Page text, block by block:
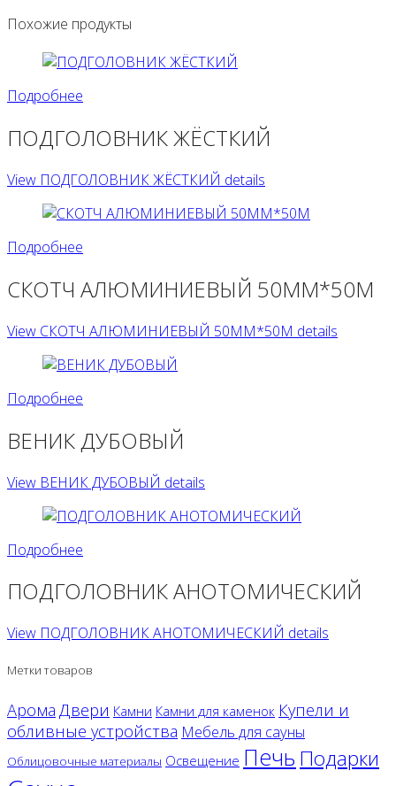
Похожие продукты
Подробнее
ПОДГОЛОВНИК ЖЁСТКИЙ
View ПОДГОЛОВНИК ЖЁСТКИЙ details
Подробнее
СКОТЧ АЛЮМИНИЕВЫЙ 50ММ*50М
View СКОТЧ АЛЮМИНИЕВЫЙ 50ММ*50М details
Подробнее
ВЕНИК ДУБОВЫЙ
View ВЕНИК ДУБОВЫЙ details
Подробнее
ПОДГОЛОВНИК АНОТОМИЧЕСКИЙ
View ПОДГОЛОВНИК АНОТОМИЧЕСКИЙ details
Метки товаров
Арома Двери Камни Камни для каменок Купели и
обливные устройства Мебель для сауны
Облицовочные материалы Освещение Печь Подарки